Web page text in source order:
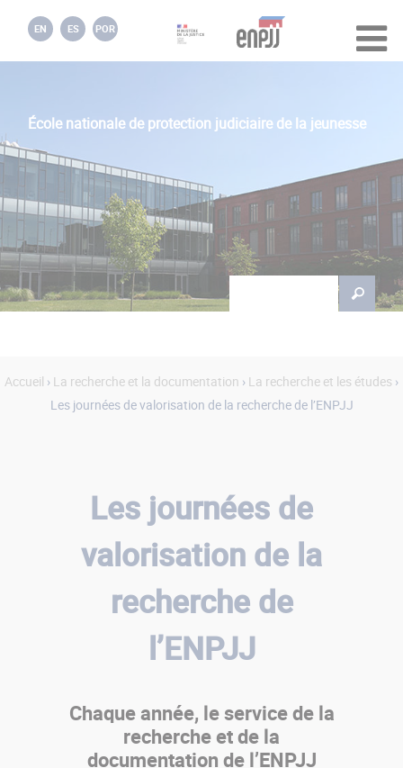
École nationale de protection judiciaire de la jeunesse
EN ES POR
Formulaire de
Vous êtes ici
Accueil › La recherche et la documentation › La recherche et les études ›
Les journées de valorisation de la recherche de l’ENPJJ
Les journées de
valorisation de la
recherche de
l’ENPJJ
Chaque année, le service de la
recherche et de la
documentation de l’ENPJJ